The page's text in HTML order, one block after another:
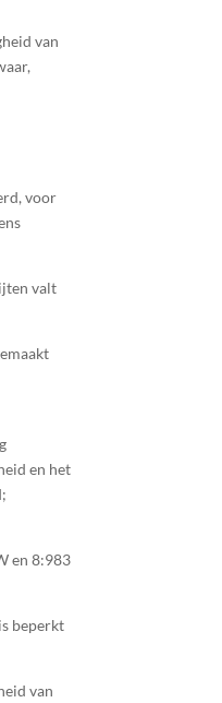
van
voor
valt
en het
en 8:983
beperkt
van